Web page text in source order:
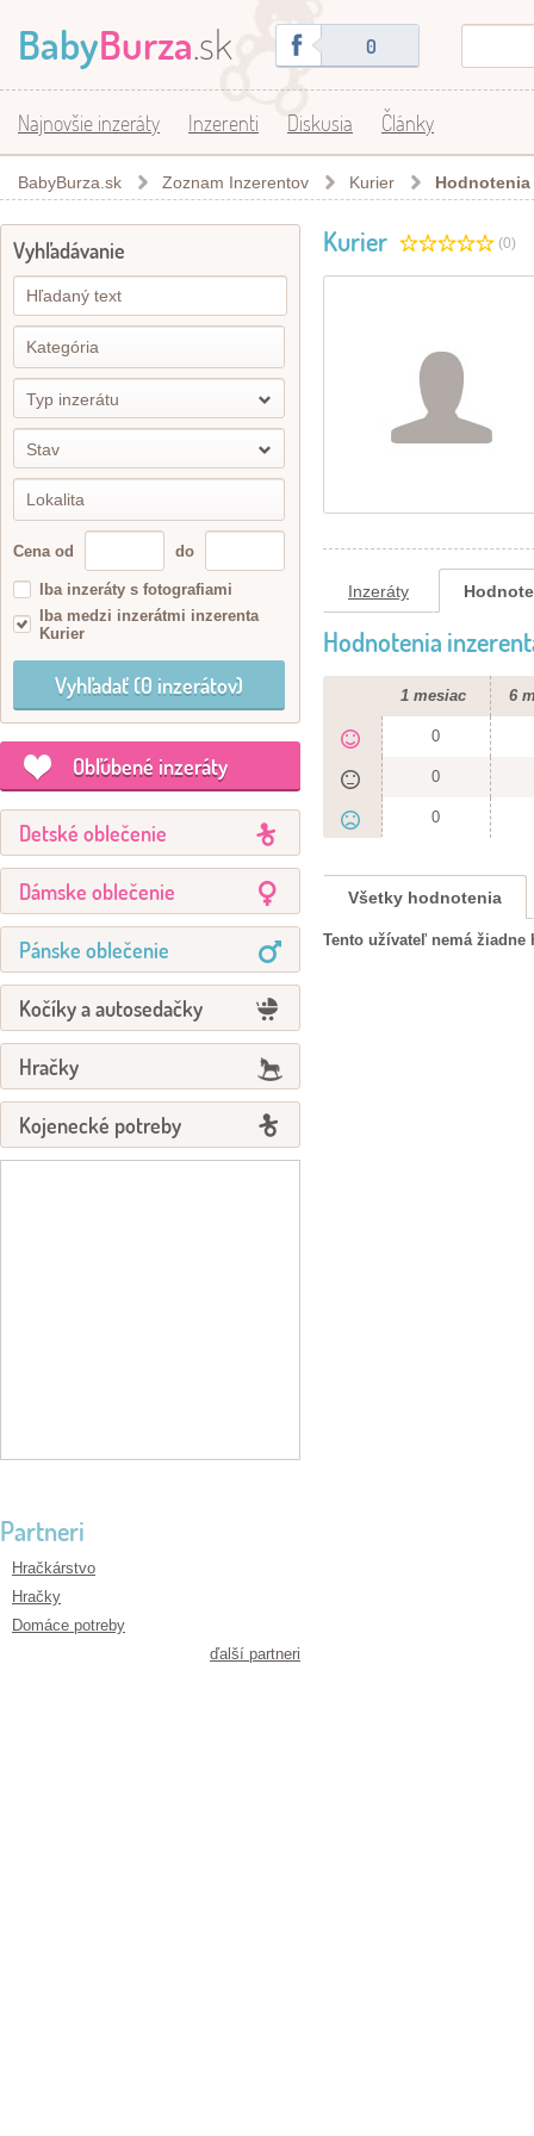
BabyBurza.sk 0
Najnovšie inzeráty Inzerenti Diskusia Články
BabyBurza.sk Zoznam Inzerentov Kurier Hodnotenia
Vyhľadávanie
Typ inzerátu
Stav
Cena od do
Iba inzeráty s fotografiami
Iba medzi inzerátmi inzerenta
Kurier
Obľúbené inzeráty
Detské oblečenie
Dámske oblečenie
Pánske oblečenie
Kočíky a autosedačky
Hračky
Kojenecké potreby
Partneri
Hračkárstvo
Hračky
Domáce potreby
ďalší partneri
Kurier (0)
Inzeráty
Hodnotenia
1 mesiac 6
0
0
0
Všetky hodnotenia
Tento užívateľ nemá